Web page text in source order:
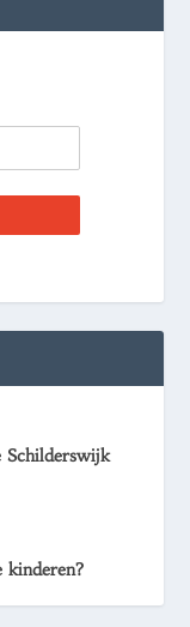
Schilderswijk
kinderen?